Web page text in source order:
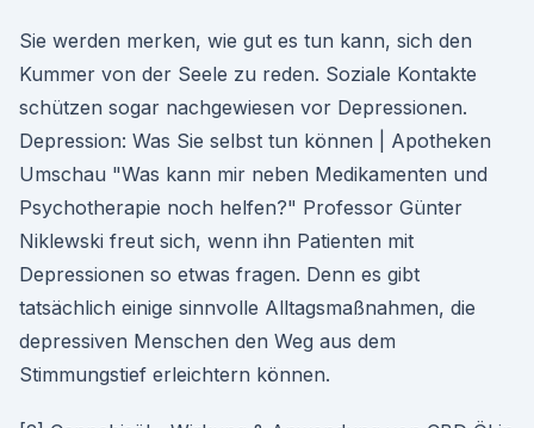
Sie werden merken, wie gut es tun kann, sich den
Kummer von der Seele zu reden. Soziale Kontakte
schützen sogar nachgewiesen vor Depressionen.
Depression: Was Sie selbst tun können | Apotheken
Umschau "Was kann mir neben Medikamenten und
Psychotherapie noch helfen?" Professor Günter
Niklewski freut sich, wenn ihn Patienten mit
Depressionen so etwas fragen. Denn es gibt
tatsächlich einige sinnvolle Alltagsmaßnahmen, die
depressiven Menschen den Weg aus dem
Stimmungstief erleichtern können.